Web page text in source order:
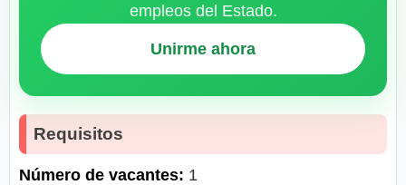
empleos del Estado.
Unirme ahora
Requisitos
Número de vacantes: 1